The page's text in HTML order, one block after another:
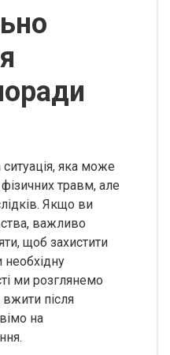
яка може
травм, але
Якщо ви
важливо
щоб захистити
необхідну
ми розглянемо
вжити після
на